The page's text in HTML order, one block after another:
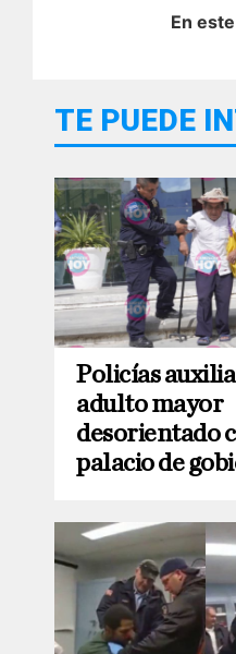
En
TE PUEDE
Policías
adulto mayor
desorientado
palacio de